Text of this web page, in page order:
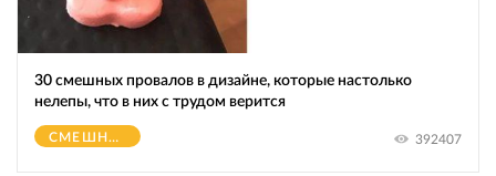
30 смешных провалов в дизайне, которые настолько
нелепы, что в них с трудом верится
СМЕШНОЕ 392407